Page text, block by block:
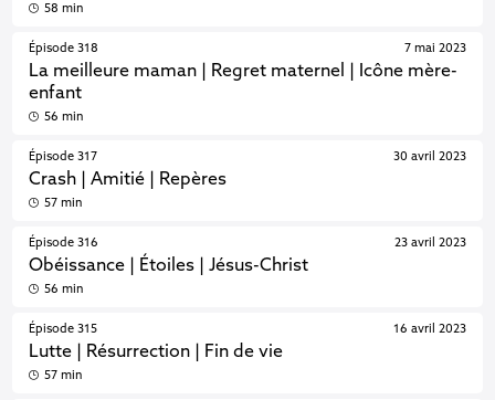
58 min
Épisode 318
La meilleure maman | Regret maternel | Icône mère-
enfant
7 mai 2023
56 min
Épisode 317
Crash | Amitié | Repères
30 avril 2023
57 min
Épisode 316
Obéissance | Étoiles | Jésus-Christ
23 avril 2023
56 min
Épisode 315
Lutte | Résurrection | Fin de vie
16 avril 2023
57 min